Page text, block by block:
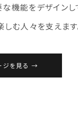
機能をデザインし
む人々を支えます
を見る